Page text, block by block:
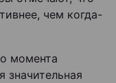
чем когда-
момента